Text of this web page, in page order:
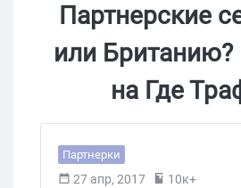
Партнерские
или Британию?
на Где
Партнерки
27 апр, 2017 10к+